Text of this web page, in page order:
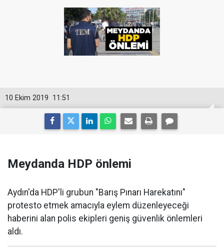
11:51
10 Ekim 2019
Meydanda HDP önlemi
Aydın'da HDP'li grubun "Barış Pınarı Harekatını"
protesto etmek amacıyla eylem düzenleyeceği
haberini alan polis ekipleri geniş güvenlik önlemleri
aldı.